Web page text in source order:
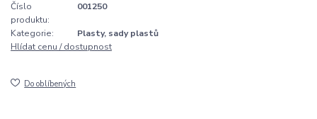
Číslo
produktu:
001250
Kategorie:
Plasty, sady plastů
Hlídat cenu / dostupnost
Do oblíbených